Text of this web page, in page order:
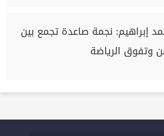
إبراهيم: نجمة صاعدة تجمع بين
وتفوق الرياضة